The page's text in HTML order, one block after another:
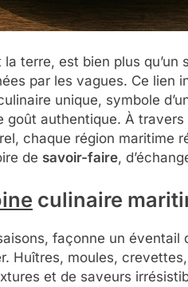
terre, est bien plus qu’un
par les vagues. Ce lien
unique, symbole
goût authentique. À
chaque région maritime
de savoir-faire,
culinaire
façonne un éventail
Huîtres, moules,
et de saveurs